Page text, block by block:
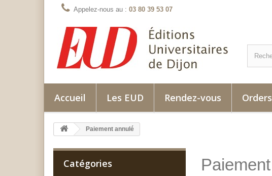
Appelez-nous au : 03 80 39 53 07
Accueil Les EUD Rendez-vous
Paiement annulé
Catégories